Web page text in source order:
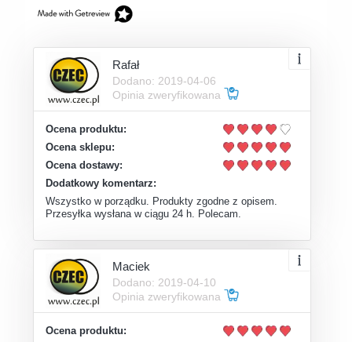
Rafał
Dodano: 2019-04-06
Opinia zweryfikowana
Ocena produktu:
Ocena sklepu:
Ocena dostawy:
Dodatkowy komentarz:
Wszystko w porządku. Produkty zgodne z opisem.
Przesyłka wysłana w ciągu 24 h. Polecam.
Maciek
Dodano: 2019-04-10
Opinia zweryfikowana
Ocena produktu: